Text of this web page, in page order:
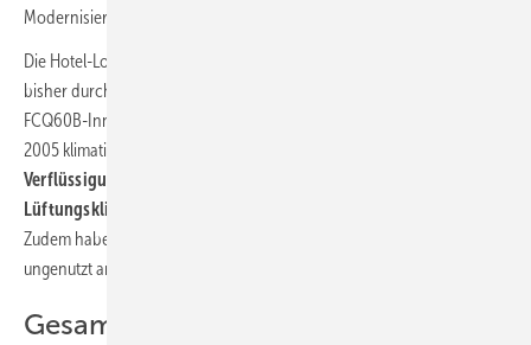
Modernisierung.
Die Hotel-Lobby, der Tagungsbereich und das Restaurant wurden
bisher durch drei Daikin Multi-Split-Systeme 4MKS90D mit je zwei
FCQ60B-Innengeräten und einem FCQ35B-Innengerät aus dem Jahr
2005 klimatisiert. Der Frühstücksraum wurde bislang mit einem
Verflüssigungssatz
Lüftungsklimaanlage
Zudem haben alle Anlagen anfallende Wärme in der Vergangenheit
ungenutzt an die Außenluft abgegeben. Das sollte sich nun ändern.
Gesamtsystem aus einer Hand